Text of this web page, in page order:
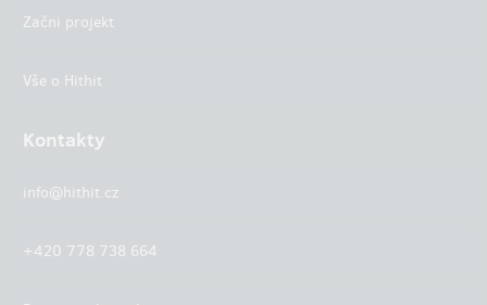
Začni projekt
Vše o Hithit
Kontakty
info@hithit.cz
+420 778 738 664